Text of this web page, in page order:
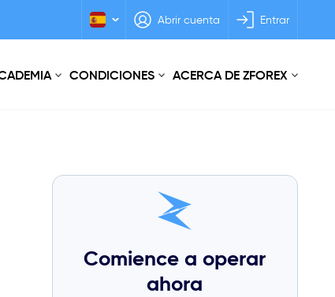
Abrir cuenta Entrar
CONDICIONES ACERCA DE ZFOREX
Comience a operar
ahora